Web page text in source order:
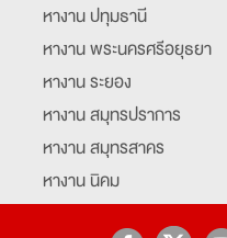
หางาน ปทุมธานี
หางาน พระนครศรีอยุธยา
หางาน ระยอง
หางาน สมุทรปราการ
หางาน สมุทรสาคร
หางาน นิคม
หางานอยุธยา